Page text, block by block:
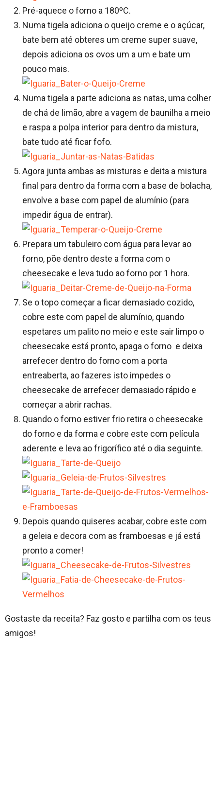
Pré-aquece o forno a 180ºC.
Numa tigela adiciona o queijo creme e o açúcar,
bate bem até obteres um creme super suave,
depois adiciona os ovos um a um e bate um
pouco mais.
Numa tigela a parte adiciona as natas, uma colher
de chá de limão, abre a vagem de baunilha a meio
e raspa a polpa interior para dentro da mistura,
bate tudo até ficar fofo.
Agora junta ambas as misturas e deita a mistura
final para dentro da forma com a base de bolacha,
envolve a base com papel de alumínio (para
impedir água de entrar).
Prepara um tabuleiro com água para levar ao
forno, põe dentro deste a forma com o
cheesecake e leva tudo ao forno por 1 hora.
Se o topo começar a ficar demasiado cozido,
cobre este com papel de alumínio, quando
espetares um palito no meio e este sair limpo o
cheesecake está pronto, apaga o forno e deixa
arrefecer dentro do forno com a porta
entreaberta, ao fazeres isto impedes o
cheesecake de arrefecer demasiado rápido e
começar a abrir rachas.
Quando o forno estiver frio retira o cheesecake
do forno e da forma e cobre este com película
aderente e leva ao frigorífico até o dia seguinte.
Depois quando quiseres acabar, cobre este com
a geleia e decora com as framboesas e já está
pronto a comer!
Gostaste da receita? Faz gosto e partilha com os teus
amigos!